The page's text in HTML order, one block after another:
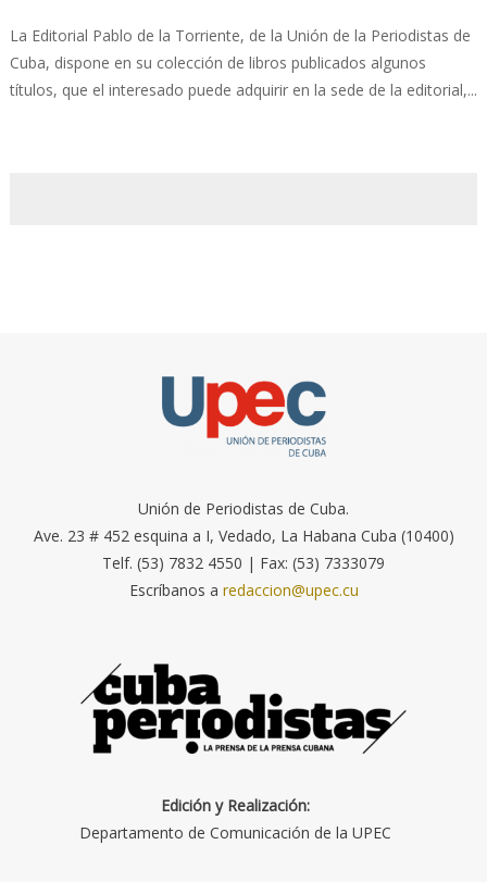
La Editorial Pablo de la Torriente, de la Unión de la Periodistas de
Cuba, dispone en su colección de libros publicados algunos
títulos, que el interesado puede adquirir en la sede de la editorial,...
Unión de Periodistas de Cuba.
Ave. 23 # 452 esquina a I, Vedado, La Habana Cuba (10400)
Telf. (53) 7832 4550 | Fax: (53) 7333079
Escríbanos a redaccion@upec.cu
Edición y Realización:
Departamento de Comunicación de la UPEC